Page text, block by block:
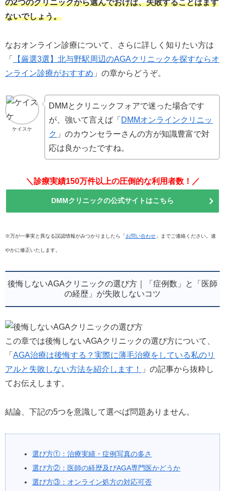
の2つのクリニックから選んでおけば、失敗することはまず
ないでしょう。
なおオンライン診療について、さらに詳しく知りたい方は
「
【厳選3選】北与野駅周辺のAGAクリニックを探すならオ
ンライン診療がおすすめ 」の章からどうぞ。
ケイスケ
DMMとクリニックフォアで迷った場合です
が、強いて言えば「 DMMオンラインクリニッ
ク 」のカウンセラーさんの方が知識豊富で対
応は良かったですね。
＼診療実績150万件以上の圧倒的な利用者数！／
DMMクリニックの公式サイトはこちら
※万が一事実と異なる誤認情報がみつかりましたら「お問い合わせ 」までご連絡ください。速
やかに修正いたします。
後悔しないAGAクリニックの選び方｜「症例数」と「医師
の経歴」が失敗しないコツ
この章では後悔しないAGAクリニックの選び方について、
「 AGA治療は後悔する？実際に薄毛治療をしている私のリ
アルと失敗しない方法を紹介します！
」の記事から抜粋し
てお伝えします。
結論、下記の5つを意識して選べば問題ありません。
選び方①：治療実績・症例写真の多さ
選び方②：医師の経歴及びAGA専門医かどうか
選び方③：オンライン処方の対応可否